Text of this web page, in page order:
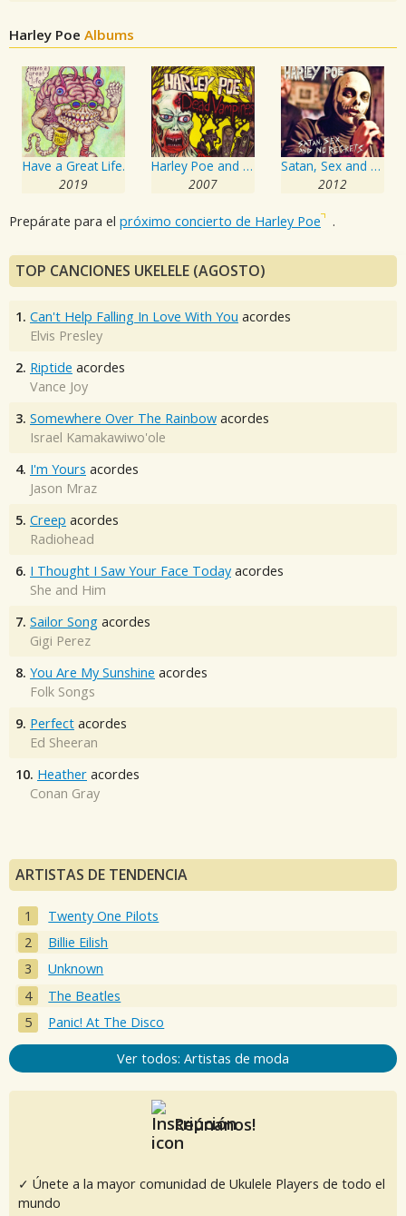
Harley Poe Albums
Have a Great Life.
2019
Harley Poe and the Dead Vampires
2007
Satan, Sex and No Regrets
2012
Prepárate para el próximo concierto de Harley Poe .
TOP CANCIONES UKELELE (AGOSTO)
1. Can't Help Falling In Love With You acordes
Elvis Presley
2. Riptide acordes
Vance Joy
3. Somewhere Over The Rainbow acordes
Israel Kamakawiwo'ole
4. I'm Yours acordes
Jason Mraz
5. Creep acordes
Radiohead
6. I Thought I Saw Your Face Today acordes
She and Him
7. Sailor Song acordes
Gigi Perez
8. You Are My Sunshine acordes
Folk Songs
9. Perfect acordes
Ed Sheeran
10. Heather acordes
Conan Gray
ARTISTAS DE TENDENCIA
Twenty One Pilots
Billie Eilish
Unknown
The Beatles
Panic! At The Disco
Ver todos: Artistas de moda
Reúnanos!
✓ Únete a la mayor comunidad de Ukulele Players de todo el
mundo